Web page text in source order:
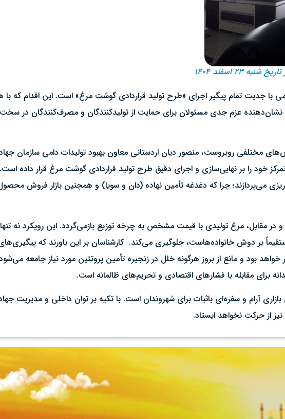
۲۳ اسفند ۱۴۰۴
با جدیت تمام پیگیر اجرای «طرح تولید قراردادی گوشت مرغ» است. این اقدام که
عزم جدی مسئولان برای حمایت از تولیدکنندگان و مصرف‌کنندگان در
مختلفی روبروست، منصور دیان اردستانی معاون بهبود تولیدات دامی سازمان
خود را بر نهایی‌سازی و اجرای دقیق طرح تولید قراردادی گوشت مرغ قرار داده
می‌پردازند؛ چرا که دغدغه تأمین نهاده (دان و سویا) و همچنین بازار فروش
در مقابل، مرغ تولیدی با قیمت مشخص به چرخه توزیع بازمی‌گردد. این رویکرد نه
بر دوش خانواده‌هاست، جلوگیری می‌کند. ‌ کارشناسان بر این باورند که
بود و مانع از بروز هرگونه خلل در زنجیره تأمین پروتئین مورد نیاز جامعه
برای مقابله با فشارهای اقتصادی و تحریم‌های ظالمانه است.
آرام و سفره‌ای باثبات برای شهروندان است. با تکیه بر توان داخلی و مدیریت
از حرکت نخواهد ایستاد.